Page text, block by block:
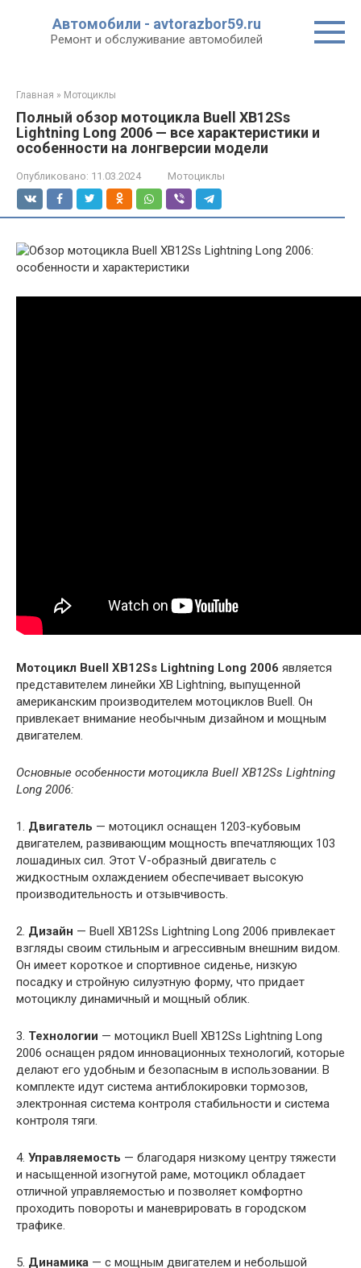
Автомобили - avtorazbor59.ru
Ремонт и обслуживание автомобилей
Главная » Мотоциклы
Полный обзор мотоцикла Buell XB12Ss
Lightning Long 2006 — все характеристики и
особенности на лонгверсии модели
Опубликовано: 11.03.2024 Мотоциклы
Мотоцикл Buell XB12Ss Lightning Long 2006 является
представителем линейки XB Lightning, выпущенной
американским производителем мотоциклов Buell. Он
привлекает внимание необычным дизайном и мощным
двигателем.
Основные особенности мотоцикла Buell XB12Ss Lightning
Long 2006:
1. Двигатель — мотоцикл оснащен 1203-кубовым
двигателем, развивающим мощность впечатляющих 103
лошадиных сил. Этот V-образный двигатель с
жидкостным охлаждением обеспечивает высокую
производительность и отзывчивость.
2. Дизайн — Buell XB12Ss Lightning Long 2006 привлекает
взгляды своим стильным и агрессивным внешним видом.
Он имеет короткое и спортивное сиденье, низкую
посадку и стройную силуэтную форму, что придает
мотоциклу динамичный и мощный облик.
3. Технологии — мотоцикл Buell XB12Ss Lightning Long
2006 оснащен рядом инновационных технологий, которые
делают его удобным и безопасным в использовании. В
комплекте идут система антиблокировки тормозов,
электронная система контроля стабильности и система
контроля тяги.
4. Управляемость — благодаря низкому центру тяжести
и насыщенной изогнутой раме, мотоцикл обладает
отличной управляемостью и позволяет комфортно
проходить повороты и маневрировать в городском
трафике.
5. Динамика — с мощным двигателем и небольшой